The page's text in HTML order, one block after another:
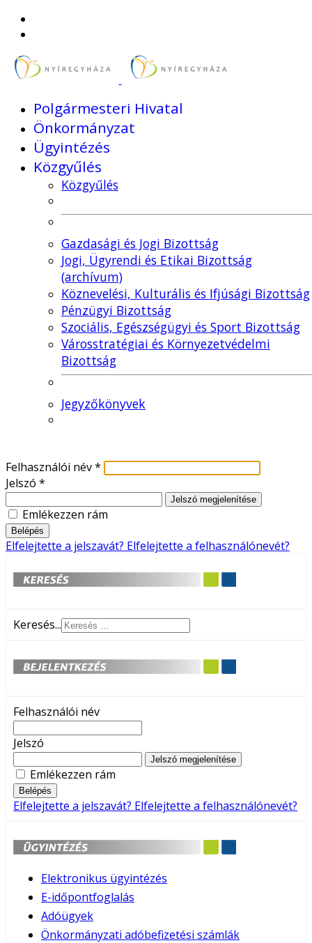
Polgármesteri Hivatal
Önkormányzat
Ügyintézés
Közgyűlés
Közgyűlés
Gazdasági és Jogi Bizottság
Jogi, Ügyrendi és Etikai Bizottság
(archívum)
Köznevelési, Kulturális és Ifjúsági Bizottság
Pénzügyi Bizottság
Szociális, Egészségügyi és Sport Bizottság
Városstratégiai és Környezetvédelmi
Bizottság
Jegyzőkönyvek
Felhasználói név*
Jelszó *
Jelszó megjelenítése
Emlékezzen rám
Belépés
Elfelejtette a jelszavát? Elfelejtette a felhasználónevét?
Keresés...
Felhasználói név
Jelszó
Jelszó megjelenítése
Emlékezzen rám
Belépés
Elfelejtette a jelszavát? Elfelejtette a felhasználónevét?
Elektronikus ügyintézés
E-időpontfoglalás
Adóügyek
Önkormányzati adóbefizetési számlák